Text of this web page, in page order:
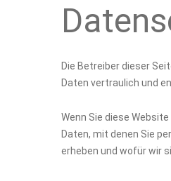
Die Betreiber dieser
Daten vertraulich und
Wenn Sie diese
Daten, mit denen Sie
erheben und wofür wir